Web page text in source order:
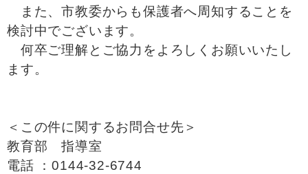
また、市教委からも保護者へ周知することを
検討中でございます。
何卒ご理解とご協力をよろしくお願いいたし
ます。
＜この件に関するお問合せ先＞
教育部 指導室
電話 ：0144-32-6744